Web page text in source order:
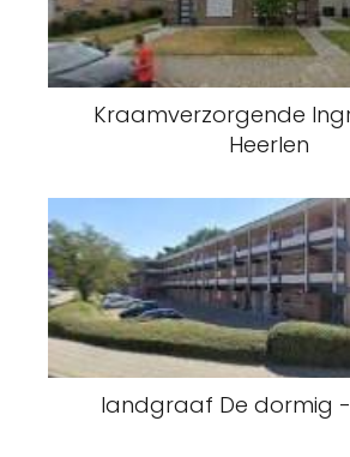
Kraamverzorgende
Heerlen
landgraaf De dormig -